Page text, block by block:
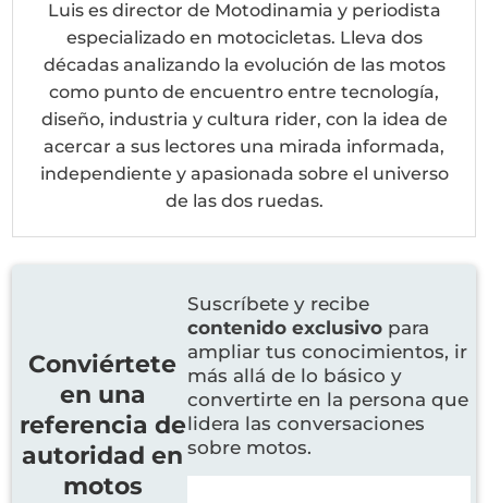
Luis es director de Motodinamia y periodista
especializado en motocicletas. Lleva dos
décadas analizando la evolución de las motos
como punto de encuentro entre tecnología,
diseño, industria y cultura rider, con la idea de
acercar a sus lectores una mirada informada,
independiente y apasionada sobre el universo
de las dos ruedas.
Conviértete
en una
referencia de
autoridad en
motos
Suscríbete y recibe
contenido exclusivo para
ampliar tus conocimientos, ir
más allá de lo básico y
convertirte en la persona que
lidera las conversaciones
sobre motos.